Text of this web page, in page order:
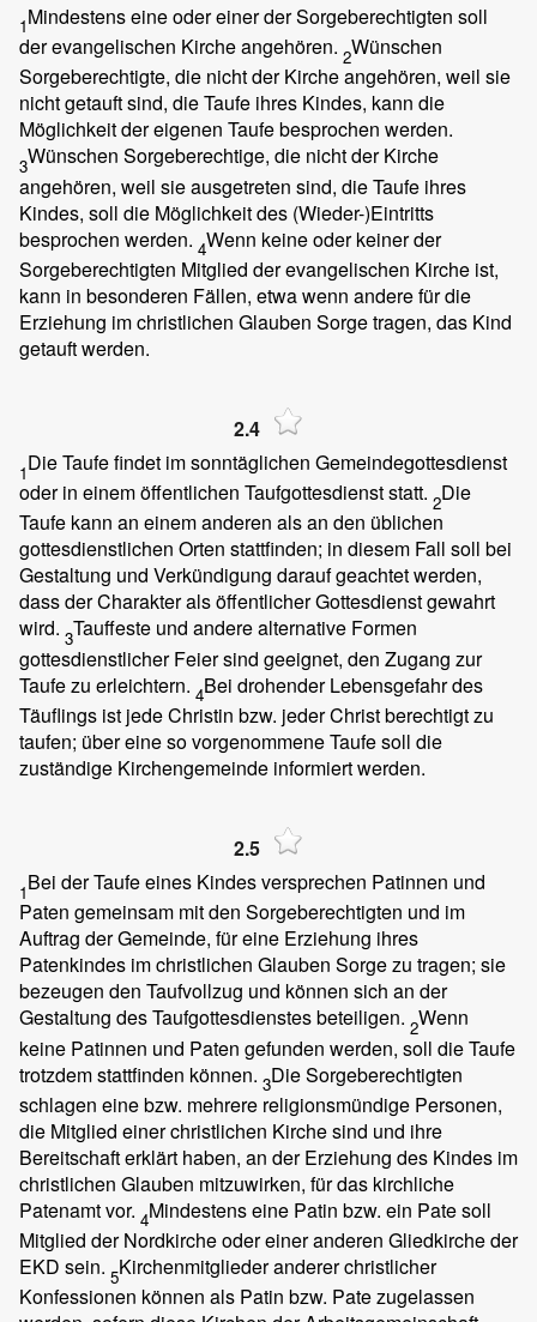
1Mindestens eine oder einer der Sorgeberechtigten soll
der evangelischen Kirche angehören. 2Wünschen
Sorgeberechtigte, die nicht der Kirche angehören, weil sie
nicht getauft sind, die Taufe ihres Kindes, kann die
Möglichkeit der eigenen Taufe besprochen werden.
3Wünschen Sorgeberechtige, die nicht der Kirche
angehören, weil sie ausgetreten sind, die Taufe ihres
Kindes, soll die Möglichkeit des (Wieder-)Eintritts
besprochen werden. 4Wenn keine oder keiner der
Sorgeberechtigten Mitglied der evangelischen Kirche ist,
kann in besonderen Fällen, etwa wenn andere für die
Erziehung im christlichen Glauben Sorge tragen, das Kind
getauft werden.
2.4
1Die Taufe findet im sonntäglichen Gemeindegottesdienst
oder in einem öffentlichen Taufgottesdienst statt. 2Die
Taufe kann an einem anderen als an den üblichen
gottesdienstlichen Orten stattfinden; in diesem Fall soll bei
Gestaltung und Verkündigung darauf geachtet werden,
dass der Charakter als öffentlicher Gottesdienst gewahrt
wird. 3Tauffeste und andere alternative Formen
gottesdienstlicher Feier sind geeignet, den Zugang zur
Taufe zu erleichtern. 4Bei drohender Lebensgefahr des
Täuflings ist jede Christin bzw. jeder Christ berechtigt zu
taufen; über eine so vorgenommene Taufe soll die
zuständige Kirchengemeinde informiert werden.
2.5
1Bei der Taufe eines Kindes versprechen Patinnen und
Paten gemeinsam mit den Sorgeberechtigten und im
Auftrag der Gemeinde, für eine Erziehung ihres
Patenkindes im christlichen Glauben Sorge zu tragen; sie
bezeugen den Taufvollzug und können sich an der
Gestaltung des Taufgottesdienstes beteiligen. 2Wenn
keine Patinnen und Paten gefunden werden, soll die Taufe
trotzdem stattfinden können. 3Die Sorgeberechtigten
schlagen eine bzw. mehrere religionsmündige Personen,
die Mitglied einer christlichen Kirche sind und ihre
Bereitschaft erklärt haben, an der Erziehung des Kindes im
christlichen Glauben mitzuwirken, für das kirchliche
Patenamt vor. 4Mindestens eine Patin bzw. ein Pate soll
Mitglied der Nordkirche oder einer anderen Gliedkirche der
EKD sein. 5Kirchenmitglieder anderer christlicher
Konfessionen können als Patin bzw. Pate zugelassen